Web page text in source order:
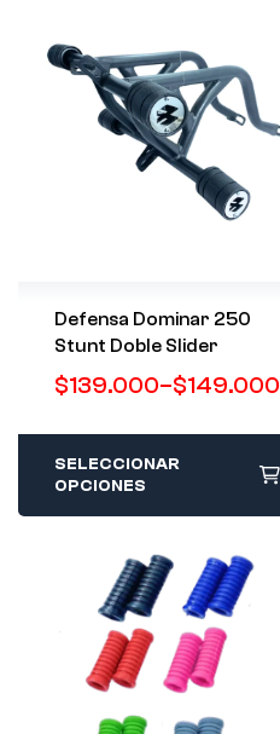
Defensa Dominar 250
Stunt Doble Slider
$139.000–$149.000
SELECCIONAR
OPCIONES